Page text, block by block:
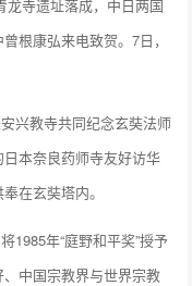
寺遗址落成，中日两国
根康弘来电致贺。7日，
兴教寺共同纪念玄奘法师
本奈良药师寺友好访华
在玄奘塔内。
年“庭野和平奖”授予
中国宗教界与世界宗教